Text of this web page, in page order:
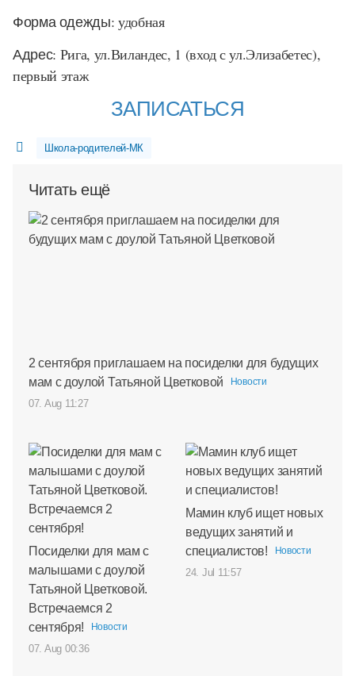
Форма одежды: удобная
Адрес: Рига, ул.Виландес, 1 (вход с ул.Элизабетес),
первый этаж
ЗАПИСАТЬСЯ
Школа-родителей-МК
Читать ещё
2 сентября приглашаем на посиделки для будущих
мам с доулой Татьяной Цветковой
Новости
07. Aug 11:27
Посиделки для мам с
малышами с доулой
Татьяной Цветковой.
Встречаемся 2
сентября!
Новости
07. Aug 00:36
Мамин клуб ищет новых
ведущих занятий и
специалистов!
Новости
24. Jul 11:57